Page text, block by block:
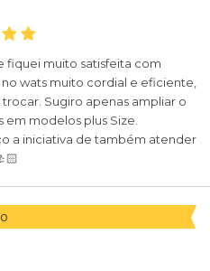
fiquei muito satisfeita com
wats muito cordial e eficiente,
Sugiro apenas ampliar o
modelos plus Size.
a iniciativa de também atender